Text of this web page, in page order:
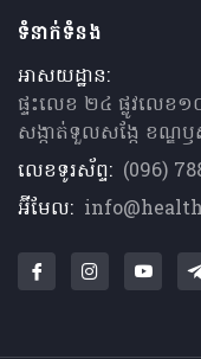
ទំនាក់ទំនង
អាសយដ្ឋាន:
ផ្ទះលេខ ២៤ ផ្លូវលេខ
សង្កាត់ទួលសង្កែ ខណ្ឌឫ
លេខទូរស័ព្ទ: (096)
អ៊ីមែល: